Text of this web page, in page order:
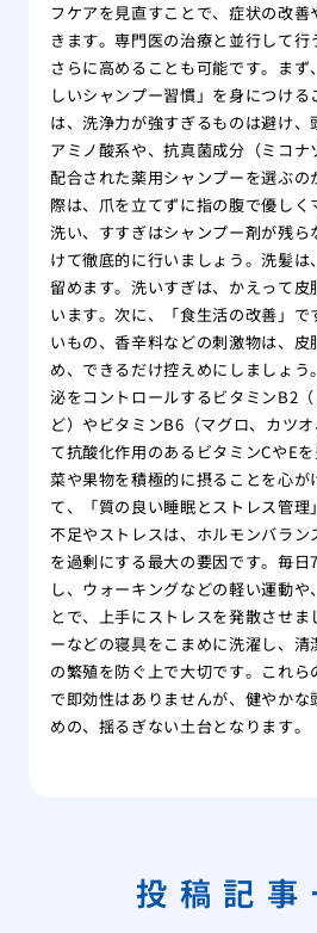
フケアを見直すことで、症状の改
きます。専門医の治療と並行して
さらに高めることも可能です。ま
しいシャンプー習慣」を身につけ
は、洗浄力が強すぎるものは避け、
アミノ酸系や、抗真菌成分（ミコ
配合された薬用シャンプーを選ぶの
際は、爪を立てずに指の腹で優しく
洗い、すすぎはシャンプー剤が残
けて徹底的に行いましょう。洗髪
留めます。洗いすぎは、かえって皮
います。次に、「食生活の改善」
いもの、香辛料などの刺激物は、皮
め、できるだけ控えめにしましょ
泌をコントロールするビタミンB2
ど）やビタミンB6（マグロ、カツ
て抗酸化作用のあるビタミンCやE
菜や果物を積極的に摂ることを心が
て、「質の良い睡眠とストレス管
不足やストレスは、ホルモンバラ
を過剰にする最大の要因です。毎
し、ウォーキングなどの軽い運動や
とで、上手にストレスを発散させ
ーなどの寝具をこまめに洗濯し、
の繁殖を防ぐ上で大切です。これ
で即効性はありませんが、健やかな
めの、揺るぎない土台となります。
投稿記事